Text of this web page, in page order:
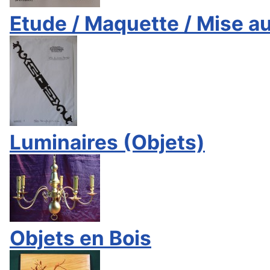
Etude / Maquette / Mise
Luminaires (Objets)
Objets en Bois